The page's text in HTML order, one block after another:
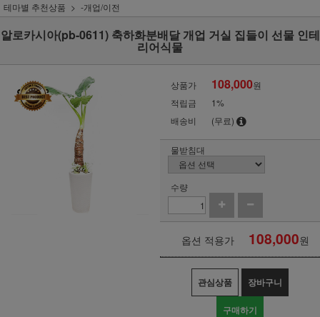
테마별 추천상품 -개업/이전
알로카시아(pb-0611) 축하화분배달 개업 거실 집들이 선물 인테
리어식물
상품가 108,000원
적립금
1%
배송비
(무료)
물받침대
수량
옵션 적용가 108,000원
관심상품 장바구니
구매하기